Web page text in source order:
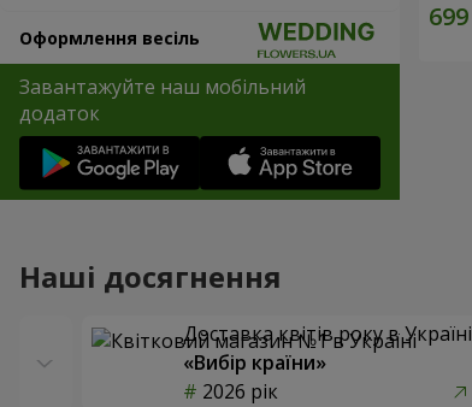
Оформлення весіль
Завантажуйте наш мобільний
додаток
Наші досягнення
Доставка квітів року в Україні
«Вибір країни»
2026 рік